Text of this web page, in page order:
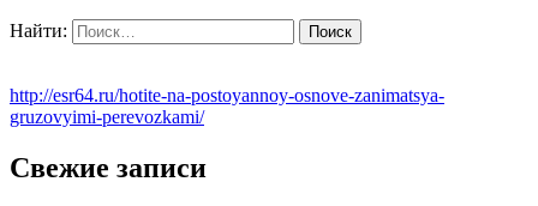
Найти:
http://esr64.ru/hotite-na-postoyannoy-osnove-zanimatsya-
gruzovyimi-perevozkami/
Свежие записи